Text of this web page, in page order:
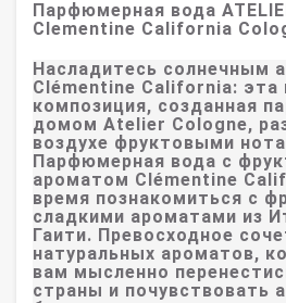
Парфюмерная вода
Clementine California
Насладитесь солнечным
Clémentine California: эта
композиция, созданная
домом Atelier Cologne,
воздухе фруктовыми
Парфюмерная вода с
ароматом Clémentine
время познакомиться с
сладкими ароматами из
Гаити. Превосходное
натуральных ароматов,
вам мысленно
страны и почувствовать